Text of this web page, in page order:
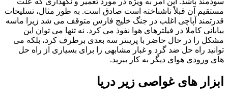
مستقیم آن قبلاً ناشناخته است صادق است. به طور مثال، تسلیحات
قدرتمند آپاچی اغلب در جنگ خلیج فارس متوقف می شد زیرا ماسه
بیابانی کاملا در فیلترهای هوا نفوذ می کرد. نه تنها می توان این
مشکل را در حال حاضر با پرینتر سه بعدی برطرف کرد، بلکه می
توانید راه حل ضد گرد و غبار مشابهی را برای بسیاری از راه حل
های ورودی هوای دیگر به کار ببرید.
ابزار های غواصی زیر دریا